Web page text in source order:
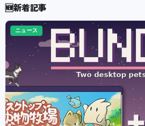
🆕新着記事
ニュース